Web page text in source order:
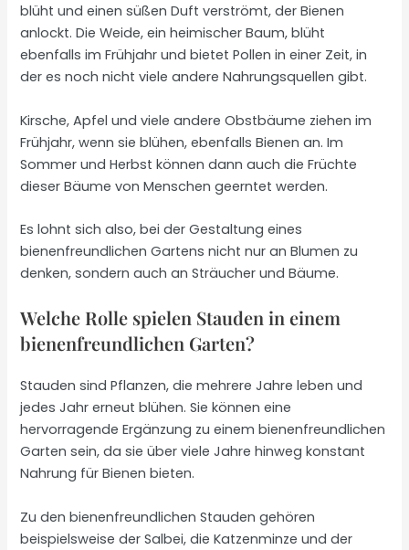
blüht und einen süßen Duft verströmt, der Bienen
anlockt. Die Weide, ein heimischer Baum, blüht
ebenfalls im Frühjahr und bietet Pollen in einer Zeit, in
der es noch nicht viele andere Nahrungsquellen gibt.
Kirsche, Apfel und viele andere Obstbäume ziehen im
Frühjahr, wenn sie blühen, ebenfalls Bienen an. Im
Sommer und Herbst können dann auch die Früchte
dieser Bäume von Menschen geerntet werden.
Es lohnt sich also, bei der Gestaltung eines
bienenfreundlichen Gartens nicht nur an Blumen zu
denken, sondern auch an Sträucher und Bäume.
Welche Rolle spielen Stauden in einem
bienenfreundlichen Garten?
Stauden sind Pflanzen, die mehrere Jahre leben und
jedes Jahr erneut blühen. Sie können eine
hervorragende Ergänzung zu einem bienenfreundlichen
Garten sein, da sie über viele Jahre hinweg konstant
Nahrung für Bienen bieten.
Zu den bienenfreundlichen Stauden gehören
beispielsweise der Salbei, die Katzenminze und der